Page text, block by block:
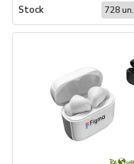
Stock 728 un.